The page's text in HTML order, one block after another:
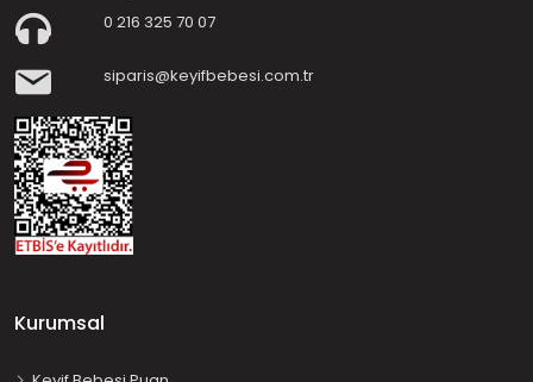
0 216 325 70 07
siparis@keyifbebesi.com.tr
Kurumsal